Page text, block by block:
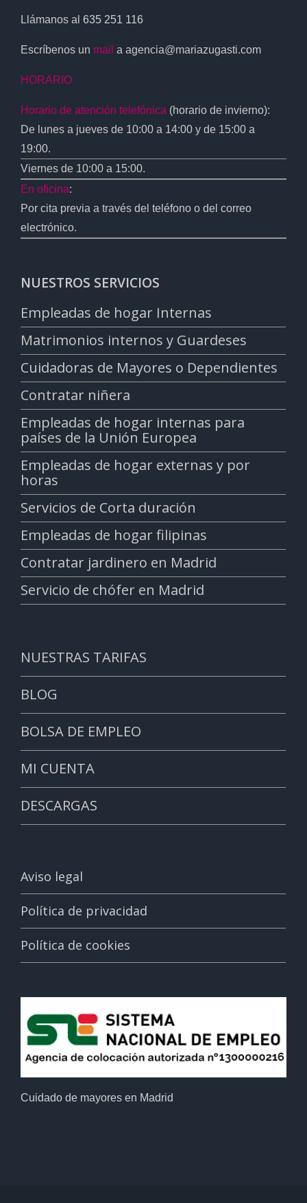
Llámanos al 635 251 116
Escríbenos un mail a agencia@mariazugasti.com
HORARIO
Horario de atención telefónica (horario de invierno):
De lunes a jueves de 10:00 a 14:00 y de 15:00 a
19:00.
Viernes de 10:00 a 15:00.
En oficina:
Por cita previa a través del teléfono o del correo
electrónico.
NUESTROS SERVICIOS
Empleadas de hogar Internas
Matrimonios internos y Guardeses
Cuidadoras de Mayores o Dependientes
Contratar niñera
Empleadas de hogar internas para
países de la Unión Europea
Empleadas de hogar externas y por
horas
Servicios de Corta duración
Empleadas de hogar filipinas
Contratar jardinero en Madrid
Servicio de chófer en Madrid
NUESTRAS TARIFAS
BLOG
BOLSA DE EMPLEO
MI CUENTA
DESCARGAS
Aviso legal
Política de privacidad
Política de cookies
Cuidado de mayores en Madrid